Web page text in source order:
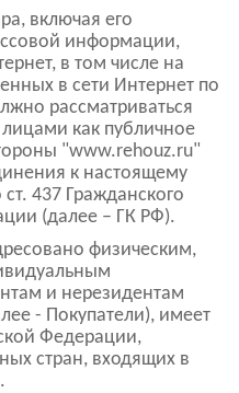
включая его
информации,
в том числе на
в сети Интернет по
рассматриваться
как публичное
"www.rehouz.ru"
к настоящему
437 Гражданского
(далее – ГК РФ).
физическим,
и нерезидентам
- Покупатели), имеет
Федерации,
стран, входящих в